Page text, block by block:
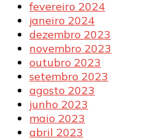
fevereiro 2024
janeiro 2024
dezembro 2023
novembro 2023
outubro 2023
setembro 2023
agosto 2023
junho 2023
maio 2023
abril 2023